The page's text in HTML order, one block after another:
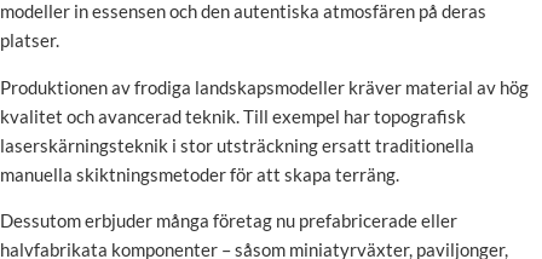
modeller in essensen och den autentiska atmosfären på deras
platser.
Produktionen av frodiga landskapsmodeller kräver material av hög
kvalitet och avancerad teknik. Till exempel har topografisk
laserskärningsteknik i stor utsträckning ersatt traditionella
manuella skiktningsmetoder för att skapa terräng.
Dessutom erbjuder många företag nu prefabricerade eller
halvfabrikata komponenter – såsom miniatyrväxter, paviljonger,